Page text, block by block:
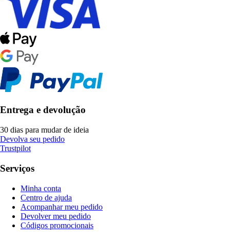
Entrega e devolução
30 dias para mudar de ideia
Devolva seu pedido
Trustpilot
Serviços
Minha conta
Centro de ajuda
Acompanhar meu pedido
Devolver meu pedido
Códigos promocionais